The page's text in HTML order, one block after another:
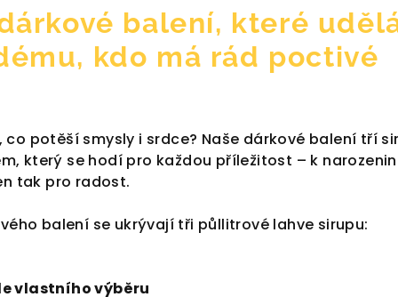
balení, které
kdo má rád poctivé
potěší smysly i srdce? Naše dárkové balení tří
který se hodí pro každou příležitost – k
tak pro radost.
balení se ukrývají tři půllitrové lahve sirupu:
vlastního výběru